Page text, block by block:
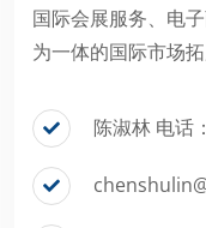
国际会展服务、电
为一体的国际市场
陈淑林 电话